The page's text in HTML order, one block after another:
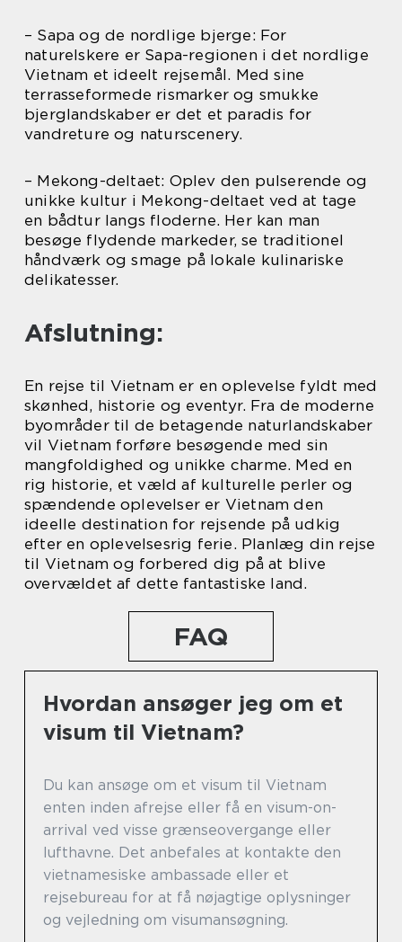
– Sapa og de nordlige bjerge: For
naturelskere er Sapa-regionen i det nordlige
Vietnam et ideelt rejsemål. Med sine
terrasseformede rismarker og smukke
bjerglandskaber er det et paradis for
vandreture og naturscenery.
– Mekong-deltaet: Oplev den pulserende og
unikke kultur i Mekong-deltaet ved at tage
en bådtur langs floderne. Her kan man
besøge flydende markeder, se traditionel
håndværk og smage på lokale kulinariske
delikatesser.
Afslutning:
En rejse til Vietnam er en oplevelse fyldt med
skønhed, historie og eventyr. Fra de moderne
byområder til de betagende naturlandskaber
vil Vietnam forføre besøgende med sin
mangfoldighed og unikke charme. Med en
rig historie, et væld af kulturelle perler og
spændende oplevelser er Vietnam den
ideelle destination for rejsende på udkig
efter en oplevelsesrig ferie. Planlæg din rejse
til Vietnam og forbered dig på at blive
overvældet af dette fantastiske land.
FAQ
Hvordan ansøger jeg om et
visum til Vietnam?
Du kan ansøge om et visum til Vietnam
enten inden afrejse eller få en visum-on-
arrival ved visse grænseovergange eller
lufthavne. Det anbefales at kontakte den
vietnamesiske ambassade eller et
rejsebureau for at få nøjagtige oplysninger
og vejledning om visumansøgning.